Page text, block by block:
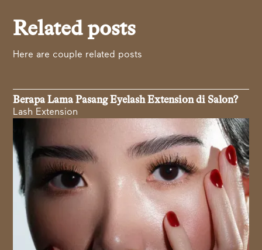
Related posts
Here are couple related posts
Berapa Lama Pasang Eyelash Extension di Salon?
Lash Extension